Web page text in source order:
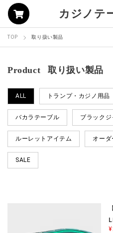
カジノテ
TOP 取り扱い製品
Product 取り扱い製品
ALL トランプ・カジノ用品
バカラテーブル ブラック
ルーレットアイテム オーダ
SALE